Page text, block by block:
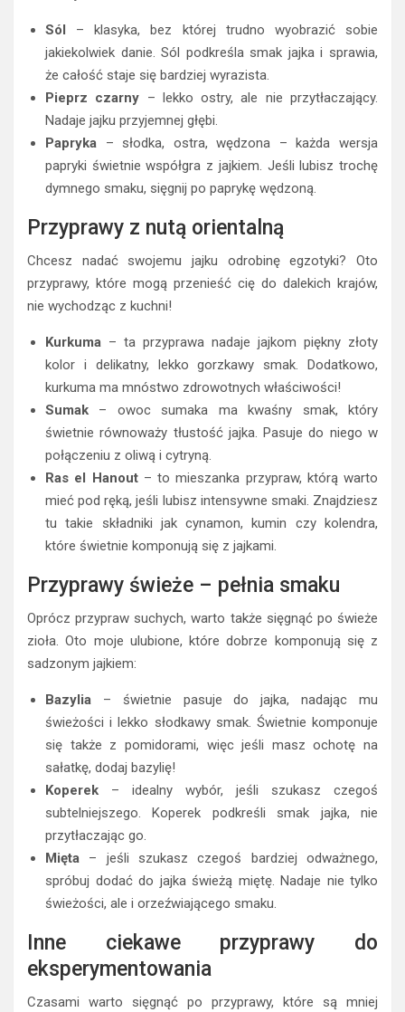
Sól
– klasyka, bez której trudno wyobrazić sobie
jakiekolwiek danie. Sól podkreśla smak jajka i sprawia,
że całość staje się bardziej wyrazista.
Pieprz czarny – lekko ostry, ale nie przytłaczający.
Nadaje jajku przyjemnej głębi.
Papryka – słodka, ostra, wędzona – każda wersja
papryki świetnie współgra z jajkiem. Jeśli lubisz trochę
dymnego smaku, sięgnij po paprykę wędzoną.
Przyprawy z nutą orientalną
Chcesz nadać swojemu jajku odrobinę egzotyki? Oto
przyprawy, które mogą przenieść cię do dalekich krajów,
nie wychodząc z kuchni!
Kurkuma – ta przyprawa nadaje jajkom piękny złoty
kolor i delikatny, lekko gorzkawy smak. Dodatkowo,
kurkuma ma mnóstwo zdrowotnych właściwości!
Sumak – owoc sumaka ma kwaśny smak, który
świetnie równoważy tłustość jajka. Pasuje do niego w
połączeniu z oliwą i cytryną.
Ras el Hanout– to mieszanka przypraw, którą warto
mieć pod ręką, jeśli lubisz intensywne smaki. Znajdziesz
tu takie składniki jak cynamon, kumin czy kolendra,
które świetnie komponują się z jajkami.
Przyprawy świeże – pełnia smaku
Oprócz przypraw suchych, warto także sięgnąć po świeże
zioła. Oto moje ulubione, które dobrze komponują się z
sadzonym jajkiem:
Bazylia – świetnie pasuje do jajka, nadając mu
świeżości i lekko słodkawy smak. Świetnie komponuje
się także z pomidorami, więc jeśli masz ochotę na
sałatkę, dodaj bazylię!
Koperek – idealny wybór, jeśli szukasz czegoś
subtelniejszego. Koperek podkreśli smak jajka, nie
przytłaczając go.
Mięta – jeśli szukasz czegoś bardziej odważnego,
spróbuj dodać do jajka świeżą miętę. Nadaje nie tylko
świeżości, ale i orzeźwiającego smaku.
Inne ciekawe przyprawy do
eksperymentowania
Czasami warto sięgnąć po przyprawy, które są mniej